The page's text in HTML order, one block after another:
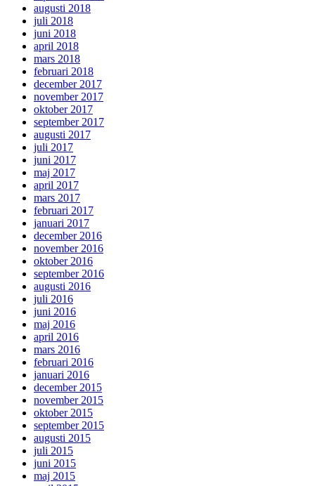
augusti 2018
juli 2018
juni 2018
april 2018
mars 2018
februari 2018
december 2017
november 2017
oktober 2017
september 2017
augusti 2017
juli 2017
juni 2017
maj 2017
april 2017
mars 2017
februari 2017
januari 2017
december 2016
november 2016
oktober 2016
september 2016
augusti 2016
juli 2016
juni 2016
maj 2016
april 2016
mars 2016
februari 2016
januari 2016
december 2015
november 2015
oktober 2015
september 2015
augusti 2015
juli 2015
juni 2015
maj 2015